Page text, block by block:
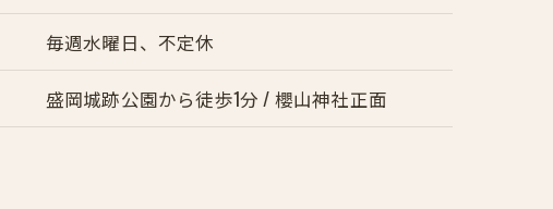
毎週水曜日、不定休
盛岡城跡公園から徒歩1分 / 櫻山神社正面